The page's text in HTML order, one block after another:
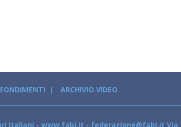
ARCHIVIO VIDEO
Italiani - www.fabi.it - federazione@fabi.it Via